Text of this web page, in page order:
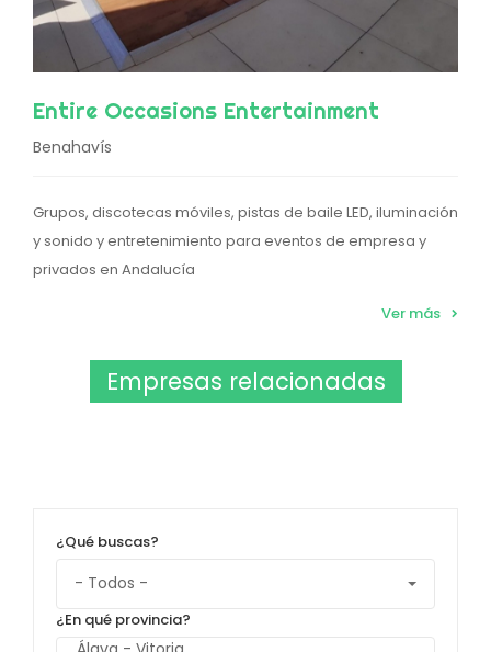
Entire Occasions Entertainment
Benahavís
Grupos, discotecas móviles, pistas de baile LED, iluminación
y sonido y entretenimiento para eventos de empresa y
privados en Andalucía
Ver más
Empresas relacionadas
¿Qué buscas?
¿En qué provincia?